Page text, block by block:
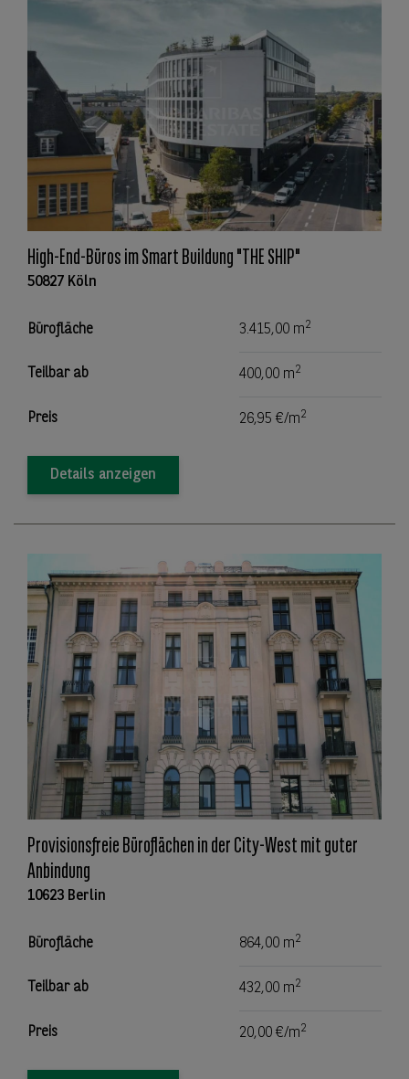
High-End-Büros im Smart Buildung "THE SHIP"
50827 Köln
Bürofläche 3.415,00 m2
Teilbar ab 400,00 m2
Preis 26,95 €/m2
Details anzeigen
Provisionsfreie Büroflächen in der City-West mit guter
Anbindung
10623 Berlin
Bürofläche 864,00 m2
Teilbar ab 432,00 m2
Preis 20,00 €/m2